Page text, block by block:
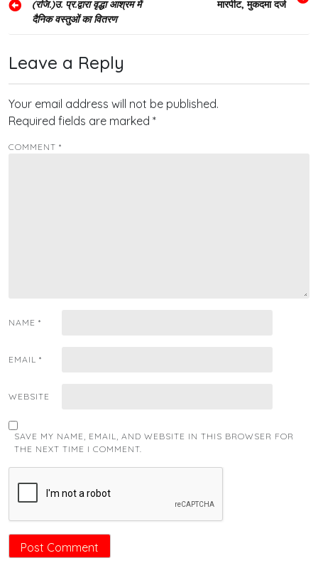
navigation
(रजि.)उ. प्र.द्वारा वृद्धा आश्रम में
दैनिक वस्तुओं का वितरण
मारपीट, मुकदमा दर्ज
Leave a Reply
Your email address will not be published.
Required fields are marked *
COMMENT *
NAME *
EMAIL *
WEBSITE
SAVE MY NAME, EMAIL, AND WEBSITE IN THIS BROWSER FOR
THE NEXT TIME I COMMENT.